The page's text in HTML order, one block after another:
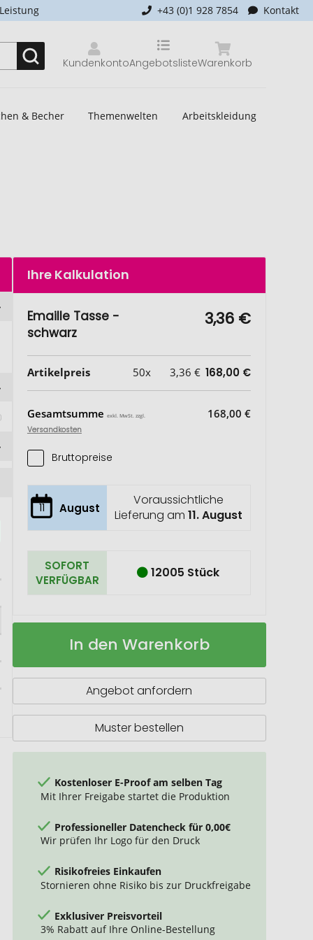
+43 (0)1 928 7854 Kontakt
Kundenkonto Warenkorb
Angebotsliste
& Becher Themenwelten Arbeitskleidung
Ihre Kalkulation
Emaille Tasse -
schwarz
3,36 €
Artikelpreis 50x 3,36 € 168,00 €
Gesamtsumme exkl. MwSt. zzgl.
Versandkosten
168,00 €
Bruttopreise
11 August
Voraussichtliche
Lieferung am 11. August
SOFORT
VERFÜGBAR
12005 Stück
Emaille
Auf
In den Warenkorb
Angebot anfordern
Muster bestellen
Kostenloser E-Proof am selben Tag
Mit Ihrer Freigabe startet die Produktion
Professioneller Datencheck für 0,00€
Wir prüfen Ihr Logo für den Druck
Risikofreies Einkaufen
Stornieren ohne Risiko bis zur Druckfreigabe
Exklusiver Preisvorteil
3% Rabatt auf Ihre Online-Bestellung